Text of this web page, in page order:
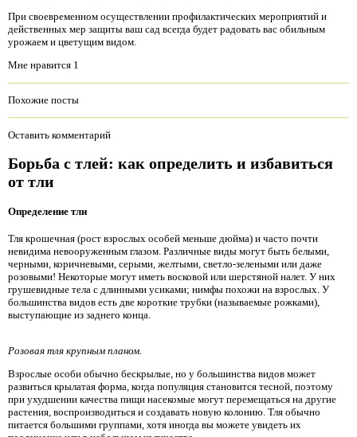
При своевременном осуществлении профилактических мероприятий и
действенных мер защиты ваш сад всегда будет радовать вас обильным
урожаем и цветущим видом.
Мне нравится 1
Похожие посты
Оставить комментарий
Борьба с тлей: как определить и избавиться
от тли
Определение тли
Тля крошечная (рост взрослых особей меньше дюйма) и часто почти
невидима невооруженным глазом. Различные виды могут быть белыми,
черными, коричневыми, серыми, желтыми, светло-зелеными или даже
розовыми! Некоторые могут иметь восковой или шерстяной налет. У них
грушевидные тела с длинными усиками; нимфы похожи на взрослых. У
большинства видов есть две короткие трубки (называемые рожками),
выступающие из заднего конца.
Розовая тля крупным планом.
Взрослые особи обычно бескрылые, но у большинства видов может
развиться крылатая форма, когда популяция становится тесной, поэтому
при ухудшении качества пищи насекомые могут перемещаться на другие
растения, воспроизводиться и создавать новую колонию. Тля обычно
питается большими группами, хотя иногда вы можете увидеть их